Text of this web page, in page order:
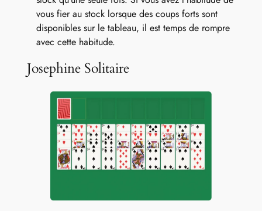
vous fier au stock lorsque des coups forts sont
disponibles sur le tableau, il est temps de rompre
avec cette habitude.
Josephine Solitaire